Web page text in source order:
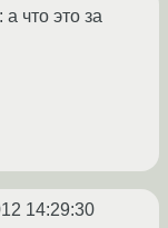
что это за
14:29:30